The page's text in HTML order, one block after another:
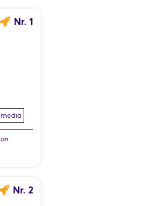
Nr. 1
Nr. 2